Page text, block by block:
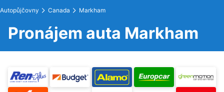
Autopůjčovny Canada Markham
Pronájem auta Markham